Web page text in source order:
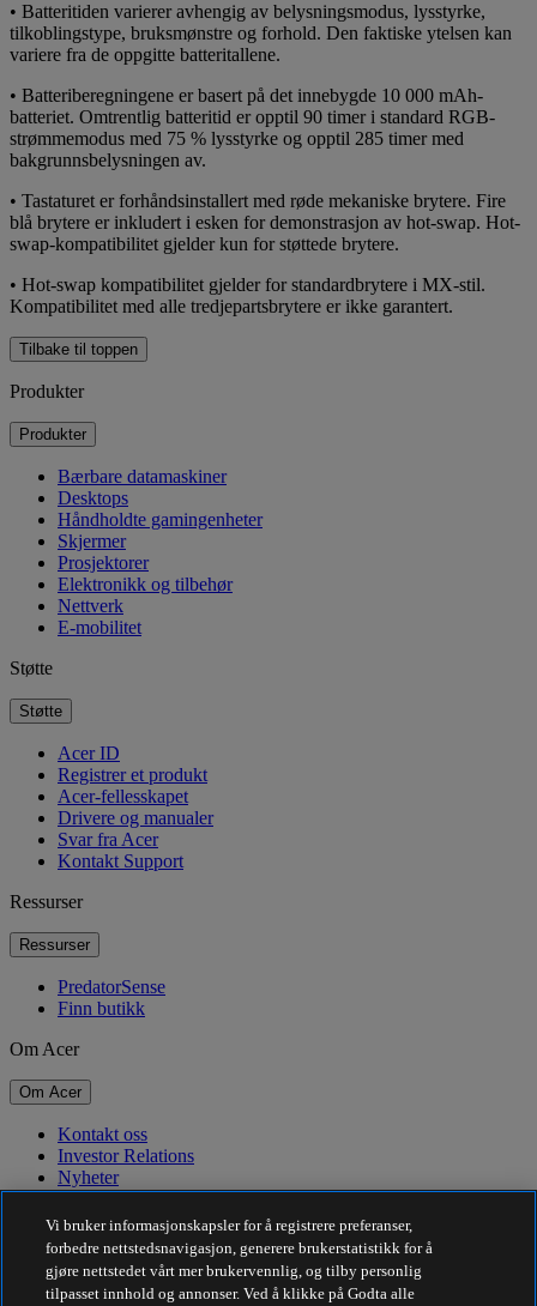
• Batteritiden varierer avhengig av belysningsmodus, lysstyrke,
tilkoblingstype, bruksmønstre og forhold. Den faktiske ytelsen kan
variere fra de oppgitte batteritallene.
• Batteriberegningene er basert på det innebygde 10 000 mAh-
batteriet. Omtrentlig batteritid er opptil 90 timer i standard RGB-
strømmemodus med 75 % lysstyrke og opptil 285 timer med
bakgrunnsbelysningen av.
• Tastaturet er forhåndsinstallert med røde mekaniske brytere. Fire
blå brytere er inkludert i esken for demonstrasjon av hot-swap. Hot-
swap-kompatibilitet gjelder kun for støttede brytere.
• Hot-swap kompatibilitet gjelder for standardbrytere i MX-stil.
Kompatibilitet med alle tredjepartsbrytere er ikke garantert.
Tilbake til toppen
Produkter
Produkter
Bærbare datamaskiner
Desktops
Håndholdte gamingenheter
Skjermer
Prosjektorer
Elektronikk og tilbehør
Nettverk
E-mobilitet
Støtte
Støtte
Acer ID
Registrer et produkt
Acer-fellesskapet
Drivere og manualer
Svar fra Acer
Kontakt Support
Ressurser
Ressurser
PredatorSense
Finn butikk
Om Acer
Om Acer
Kontakt oss
Investor Relations
Nyheter
Priser
Arrangementer
Bærekraft
Vi bruker informasjonskapsler for å registrere preferanser,
forbedre nettstedsnavigasjon, generere brukerstatistikk for å
gjøre nettstedet vårt mer brukervennlig, og tilby personlig
tilpasset innhold og annonser. Ved å klikke på Godta alle